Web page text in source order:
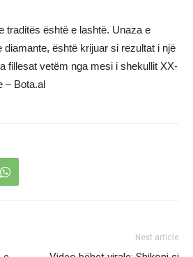
traditës është e lashtë. Unaza e
është krijuar si rezultat i një
fillesat vetëm nga mesi i shekullit XX-
– Bota.al
Next article